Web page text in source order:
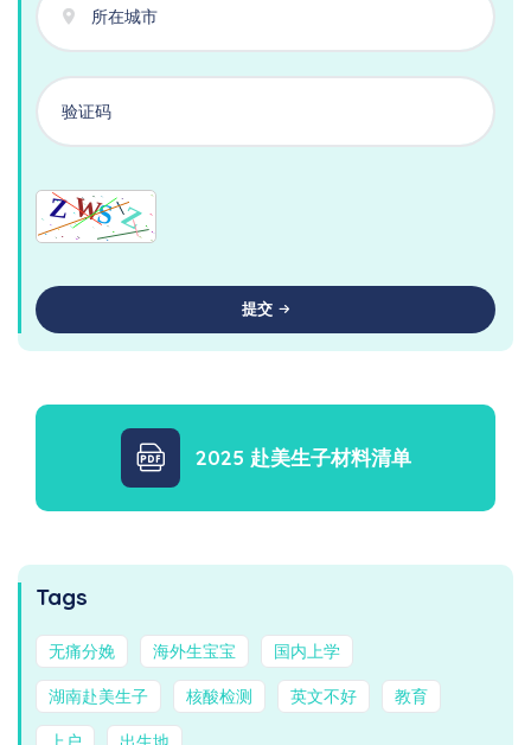
提交
2025 赴美生子材料清单
Tags
无痛分娩 海外生宝宝 国内上学
湖南赴美生子 核酸检测 英文不好 教育